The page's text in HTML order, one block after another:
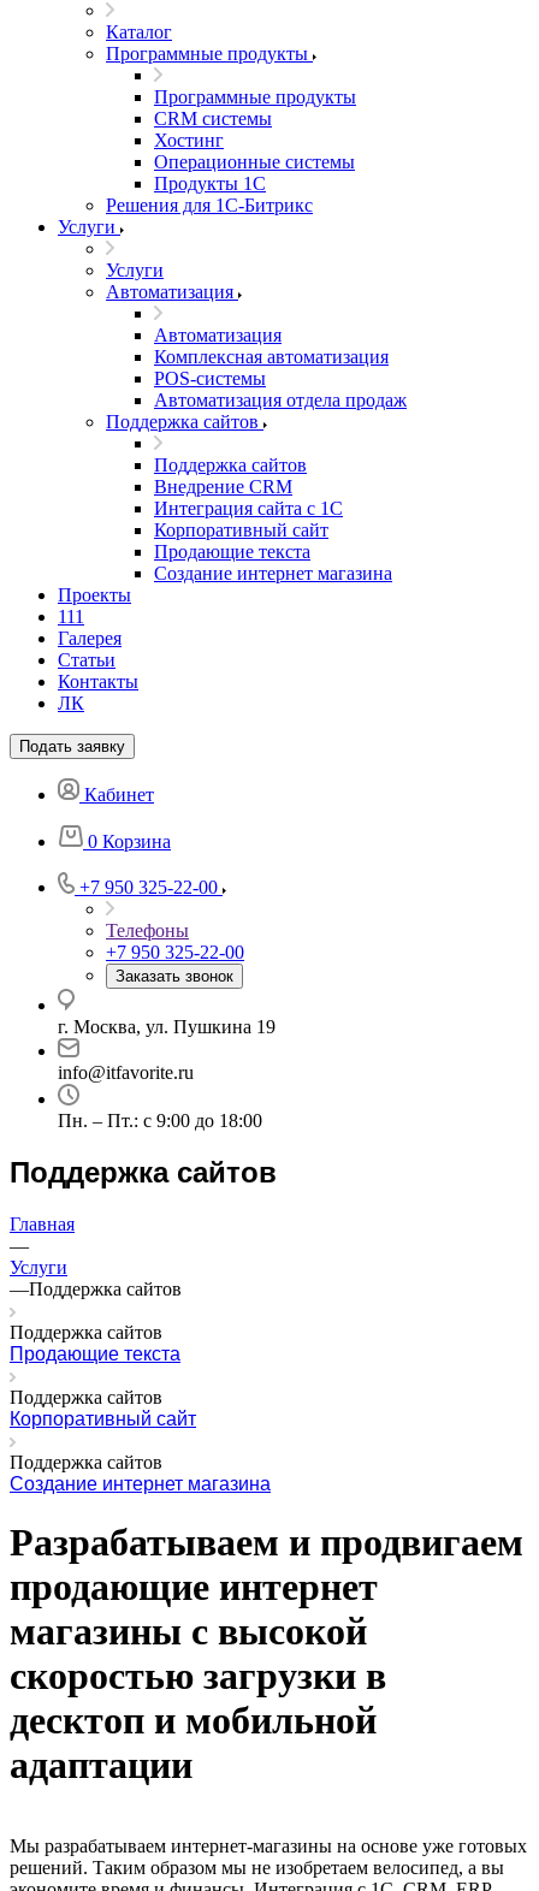
Каталог
Программные продукты
Программные продукты
CRM системы
Хостинг
Операционные системы
Продукты 1С
Решения для 1С-Битрикс
Услуги
Услуги
Автоматизация
Автоматизация
Комплексная автоматизация
POS-системы
Автоматизация отдела продаж
Поддержка сайтов
Поддержка сайтов
Внедрение CRM
Интеграция сайта с 1С
Корпоративный сайт
Продающие текста
Создание интернет магазина
Проекты
111
Галерея
Статьи
Контакты
ЛК
Подать заявку
Кабинет
0 Корзина
+7 950 325-22-00
Телефоны
+7 950 325-22-00
Заказать звонок
г. Москва, ул. Пушкина 19
info@itfavorite.ru
Пн. – Пт.: с 9:00 до 18:00
Поддержка сайтов
Главная
—
Услуги
—Поддержка сайтов
Поддержка сайтов
Продающие текста
Поддержка сайтов
Корпоративный сайт
Поддержка сайтов
Создание интернет магазина
Разрабатываем и продвигаем
продающие интернет
магазины с высокой
скоростью загрузки в
десктоп и мобильной
адаптации
Мы разрабатываем интернет-магазины на основе уже готовых
решений. Таким образом мы не изобретаем велосипед, а вы